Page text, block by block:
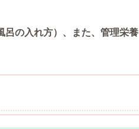
呂の入れ方）、また、管理栄養